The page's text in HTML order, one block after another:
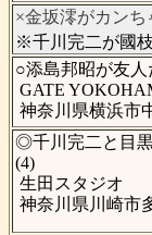
×金坂澪がカン
※千川完二が國
○添島邦昭が友
GATE
神奈川県横浜市
◎千川完二と目
(4)
生田スタジオ
神奈川県川崎市